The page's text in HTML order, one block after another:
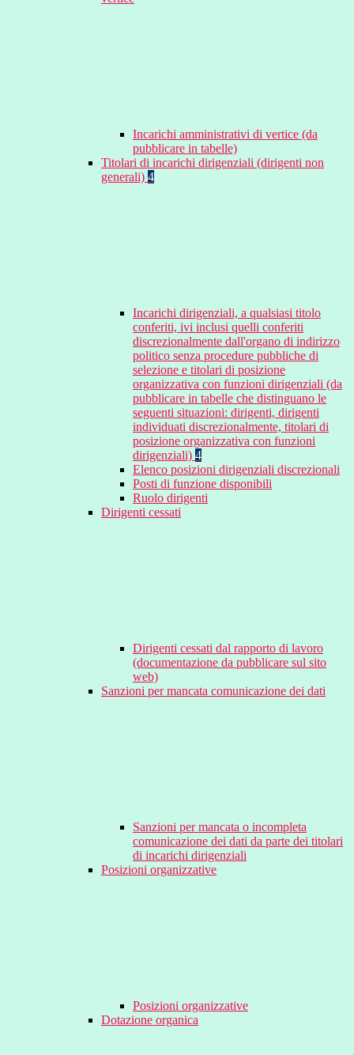
Incarichi amministrativi di vertice (da
pubblicare in tabelle)
Titolari di incarichi dirigenziali (dirigenti non
generali) 4
Incarichi dirigenziali, a qualsiasi titolo
conferiti, ivi inclusi quelli conferiti
discrezionalmente dall'organo di indirizzo
politico senza procedure pubbliche di
selezione e titolari di posizione
organizzativa con funzioni dirigenziali (da
pubblicare in tabelle che distinguano le
seguenti situazioni: dirigenti, dirigenti
individuati discrezionalmente, titolari di
posizione organizzativa con funzioni
dirigenziali) 4
Elenco posizioni dirigenziali discrezionali
Posti di funzione disponibili
Ruolo dirigenti
Dirigenti cessati
Dirigenti cessati dal rapporto di lavoro
(documentazione da pubblicare sul sito
web)
Sanzioni per mancata comunicazione dei dati
Sanzioni per mancata o incompleta
comunicazione dei dati da parte dei titolari
di incarichi dirigenziali
Posizioni organizzative
Posizioni organizzative
Dotazione organica